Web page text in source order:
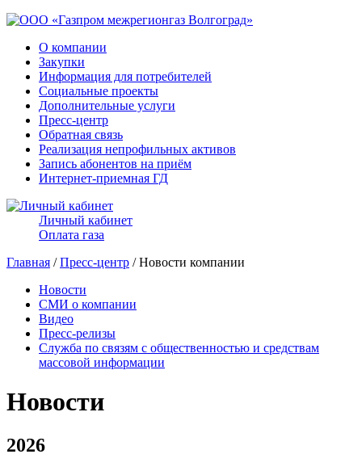
О компании
Закупки
Информация для потребителей
Социальные проекты
Дополнительные услуги
Пресс-центр
Обратная связь
Реализация непрофильных активов
Запись абонентов на приём
Интернет-приемная ГД
Личный кабинет
Оплата газа
Главная /Пресс-центр / Новости компании
Новости
СМИ о компании
Видео
Пресс-релизы
Служба по связям с общественностью и средствам
массовой информации
Новости
2026